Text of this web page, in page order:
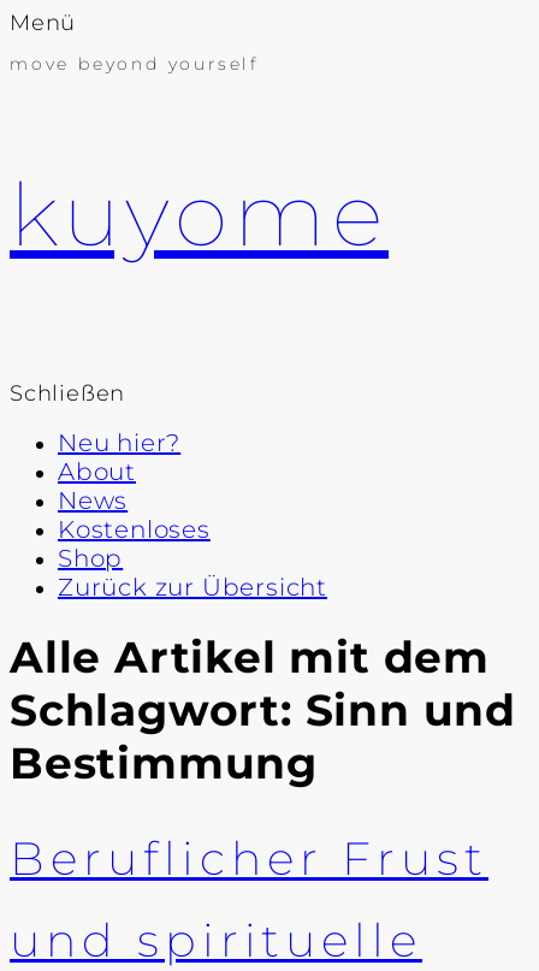
Menü
move beyond yourself
kuyome
Schließen
Neu hier?
About
News
Kostenloses
Shop
Zurück zur Übersicht
Alle Artikel mit dem
Schlagwort: Sinn und
Bestimmung
Beruflicher Frust
und spirituelle